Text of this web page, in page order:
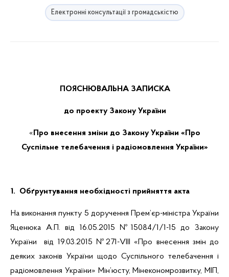
Електронні консультації з громадськістю
ПОЯСНЮВАЛЬНА ЗАПИСКА
до проекту Закону України
« Про внесення зміни до Закону України «Про
Суспільне телебачення і радіомовлення України»
1. Обґрунтування необхідності прийняття акта
На виконання пункту 5 доручення Прем’єр-міністра України
Яценюка А.П. від 16.05.2015 №15084/1/1-15 до Закону
України від 19.03.2015 №271-VIII
«Про внесення змін до
деяких законів України щодо Суспільного телебачення і
радіомовлення України» Мін’юсту, Мінекономрозвитку, МІП,